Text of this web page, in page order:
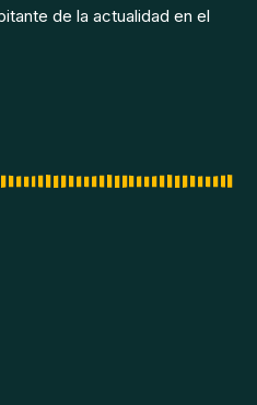
de la actualidad en el